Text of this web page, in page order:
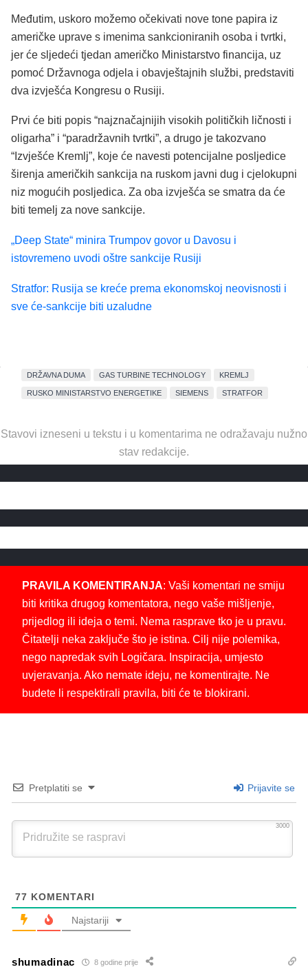
Međutim, uskoro možemo očekivati nove tone papira iz
američke uprave s imenima sankcioniranih osoba i tvrtki,
jer će sljedeći tjedan američko Ministarstvo financija, uz
pomoć Državnoga odjela i obavještajnih službi, predstaviti
dva izvješća Kongresu o Rusiji.
Prvi će biti popis “najznačajnijih visokih političkih ličnosti i
oligarha” i “paradržavnih tvrtki”, a drugo je takozvano
“Izvješće Kremlj”, koje će navesti potencijalne posljedice
širenja američkih sankcija na ruskom javni dug i cjelokupni
niz mogućih posljedica. Za oba izvješća se smatra da će
biti temelj za nove sankcije.
„Deep State“ minira Trumpov govor u Davosu i
istovremeno uvodi oštre sankcije Rusiji
Stratfor: Rusija se kreće prema ekonomskoj neovisnosti i
sve će-sankcije biti uzaludne
DRŽAVNA DUMA GAS TURBINE TECHNOLOGY KREMLJ
RUSKO MINISTARSTVO ENERGETIKE SIEMENS STRATFOR
Stavovi izneseni u tekstu i u komentarima ne odražavaju nužno
stav redakcije.
PRAVILA KOMENTIRANJA: Vaši komentari ne smiju
biti kritika drugog komentatora, nego vaše mišljenje,
prijedlog ili ideja o temi. Nema rasprave tko je u pravu.
Čitatelji neka zaključe što je istina. Cilj nije polemika,
nego napredak svih Logičara. Inspiracija, umjesto
uvjeravanja. Ako nemate ideju, ne komentirajte. Ne
budete li respektirali pravila, biti će te blokirani.
Pretplatiti se Prijavite se
3000
77 KOMENTARI
Najstariji
shumadinac 8 godine prije